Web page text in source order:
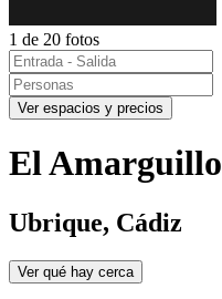
1 de 20 fotos
Ver espacios y precios
El Amarguillo
Ubrique, Cádiz
Ver qué hay cerca